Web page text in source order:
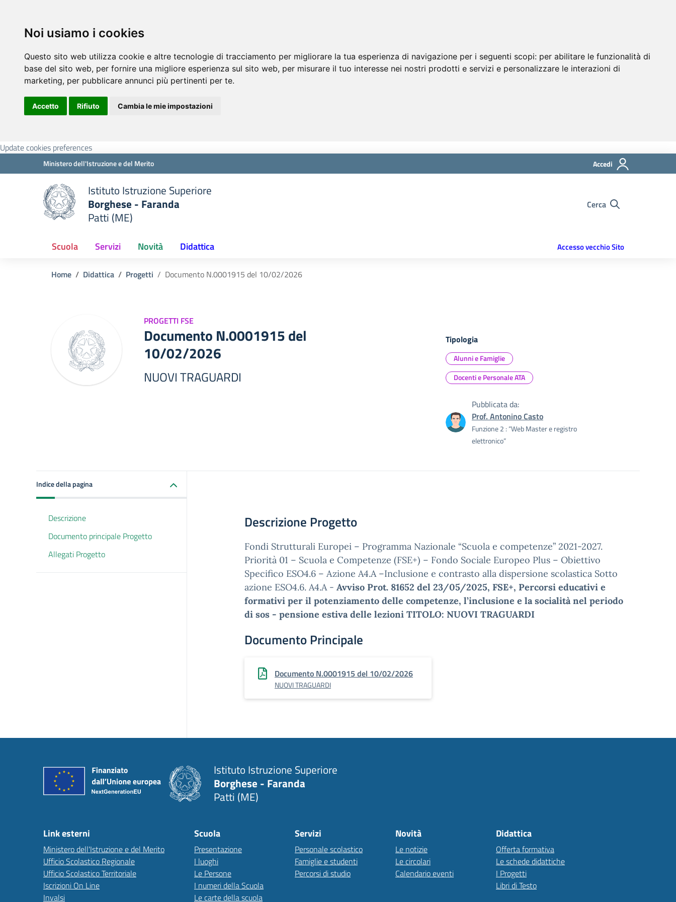
Noi usiamo i cookies
Questo sito web utilizza cookie e altre tecnologie di tracciamento per migliorare la tua esperienza di navigazione per i seguenti scopi: per abilitare le funzionalità di
base del sito web, per fornire una migliore esperienza sul sito web, per misurare il tuo interesse nei nostri prodotti e servizi e personalizzare le interazioni di
marketing, per pubblicare annunci più pertinenti per te.
Accetto Rifiuto Cambia le mie impostazioni
Update cookies preferences
Ministero dell'Istruzione e del Merito Accedi
Istituto Istruzione Superiore
Borghese - Faranda
Patti (ME)
Cerca
Scuola Servizi Novità Didattica Accesso vecchio Sito
Home Didattica Progetti Documento N.0001915 del 10/02/2026
PROGETTI FSE
Documento N.0001915 del
10/02/2026
NUOVI TRAGUARDI
Tipologia
Alunni e Famiglie
Docenti e Personale ATA
Pubblicata da:
Prof. Antonino Casto
Funzione 2 : “Web Master e registro
elettronico”
Indice della pagina
Descrizione
Documento principale Progetto
Allegati Progetto
Descrizione Progetto
Fondi Strutturali Europei – Programma Nazionale “Scuola e competenze” 2021-2027.
Priorità 01 – Scuola e Competenze (FSE+) – Fondo Sociale Europeo Plus – Obiettivo
Specifico ESO4.6 – Azione A4.A –Inclusione e contrasto alla dispersione scolastica Sotto
azione ESO4.6. A4.A - Avviso Prot. 81652 del 23/05/2025, FSE+, Percorsi educativi e
formativi per il potenziamento delle competenze, l’inclusione e la socialità nel periodo
di sos - pensione estiva delle lezioni TITOLO: NUOVI TRAGUARDI
Documento Principale
Documento N.0001915 del 10/02/2026
NUOVI TRAGUARDI
Istituto Istruzione Superiore
Borghese - Faranda
Patti (ME)
Link esterni
Ministero dell'Istruzione e del Merito
Ufficio Scolastico Regionale
Ufficio Scolastico Territoriale
Iscrizioni On Line
Invalsi
Scuola
Presentazione
I luoghi
Le Persone
I numeri della Scuola
Le carte della scuola
Servizi
Personale scolastico
Famiglie e studenti
Percorsi di studio
Novità
Le notizie
Le circolari
Calendario eventi
Didattica
Offerta formativa
Le schede didattiche
I Progetti
Libri di Testo